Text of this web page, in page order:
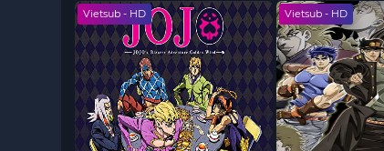
Vietsub - HD Vietsub - HD